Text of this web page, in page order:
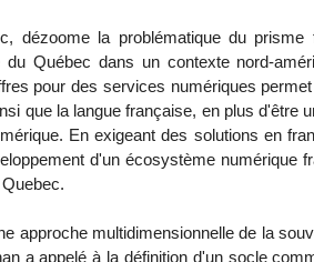
dézoome la problématique du
Québec dans un contexte nord-
pour des services numériques
que la langue française, en plus d'être
En exigeant des solutions en
d'un écosystème numérique
approche multidimensionnelle de la
a appelé à la définition d'un socle